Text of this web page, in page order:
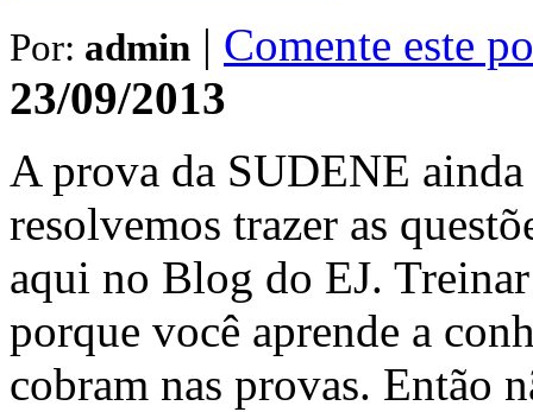
Por: admin | Comente este
23/09/2013
A prova da SUDENE
resolvemos trazer as
aqui no Blog do EJ.
porque você aprende a
cobram nas provas. Então